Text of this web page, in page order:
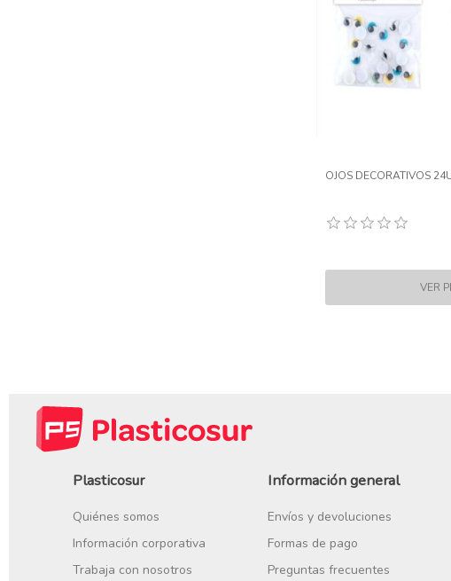
OJOS DECORATIVOS
Plasticosur
Quiénes somos
Información corporativa
Trabaja con nosotros
Información general
Envíos y devoluciones
Formas de pago
Preguntas frecuentes